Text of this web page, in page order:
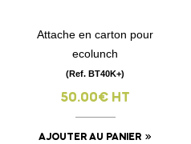
Attache en carton pour
ecolunch
(Ref. BT40K+)
50.00€ HT
AJOUTER AU PANIER